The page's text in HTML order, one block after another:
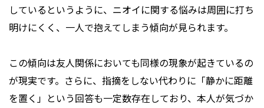
しているというように、ニオイに関する悩みは周囲に打ち
明けにくく、一人で抱えてしまう傾向が見られます。
この傾向は友人関係においても同様の現象が起きているの
が現実です。さらに、指摘をしない代わりに「静かに距離
を置く」という回答も一定数存在しており、本人が気づか